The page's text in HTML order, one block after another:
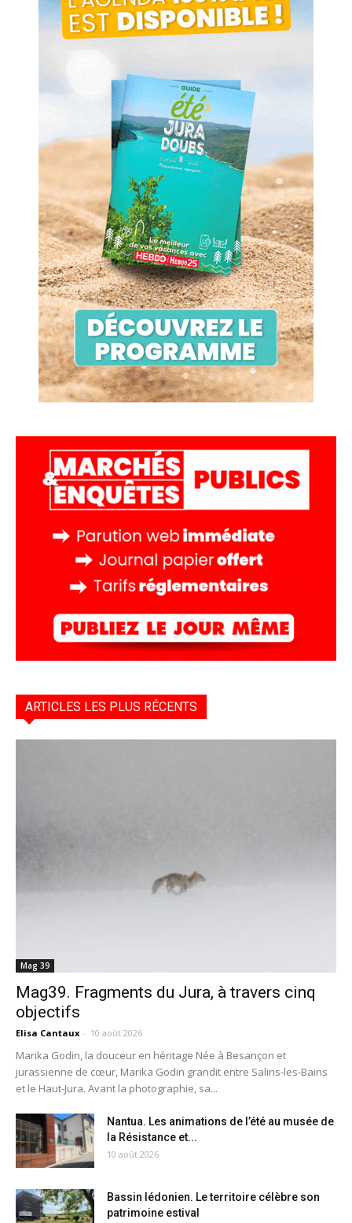
ARTICLES LES PLUS RÉCENTS
Mag 39
Mag39. Fragments du Jura, à travers cinq
objectifs
Elisa Cantaux - 10 août 2026
Marika Godin, la douceur en héritage Née à Besançon et
jurassienne de cœur, Marika Godin grandit entre Salins-les-Bains
et le Haut-Jura. Avant la photographie, sa...
Nantua. Les animations de l’été au musée de
la Résistance et...
10 août 2026
Bassin lédonien. Le territoire célèbre son
patrimoine estival